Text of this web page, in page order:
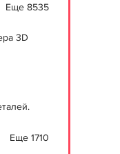
Еще 8535
3D
Еще 1710